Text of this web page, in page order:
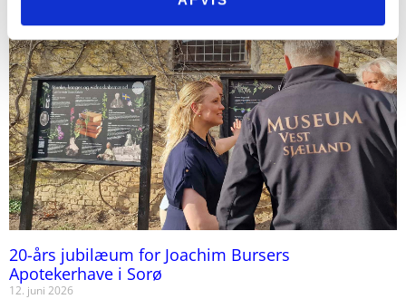
20-års jubilæum for Joachim Bursers
Apotekerhave i Sorø
12. juni 2026